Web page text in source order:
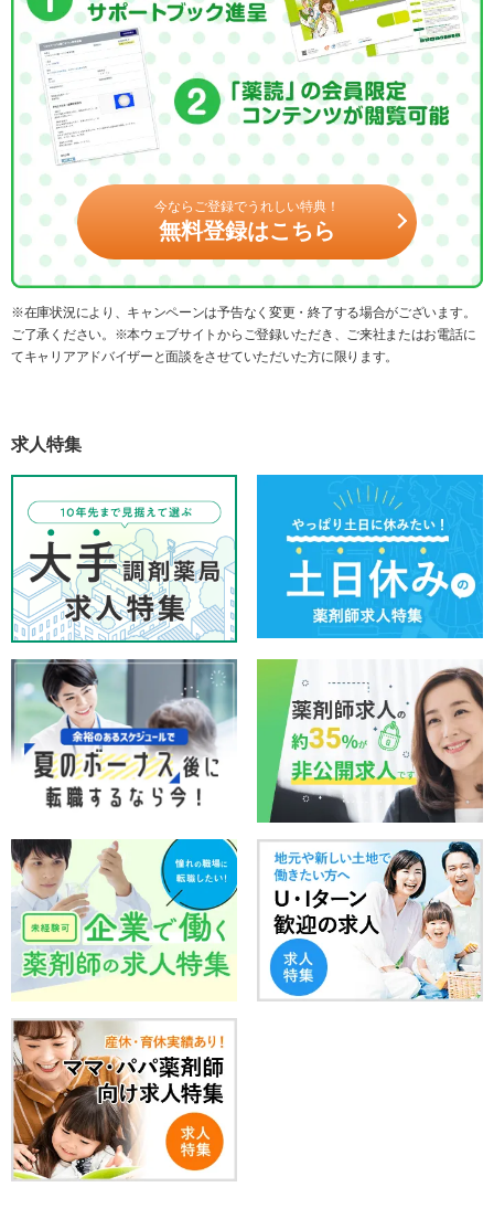
今ならご登録でうれしい特典！
無料登録はこちら
※在庫状況により、キャンペーンは予告なく変更・終了する場合がございます。
ご了承ください。※本ウェブサイトからご登録いただき、ご来社またはお電話に
てキャリアアドバイザーと面談をさせていただいた方に限ります。
求人特集